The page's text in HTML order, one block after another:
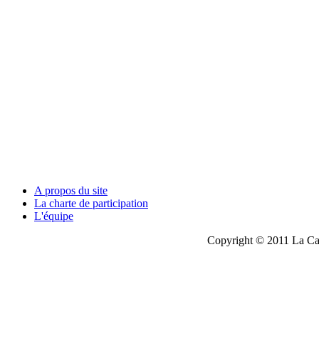
A propos du site
La charte de participation
L'équipe
Copyright © 2011 La